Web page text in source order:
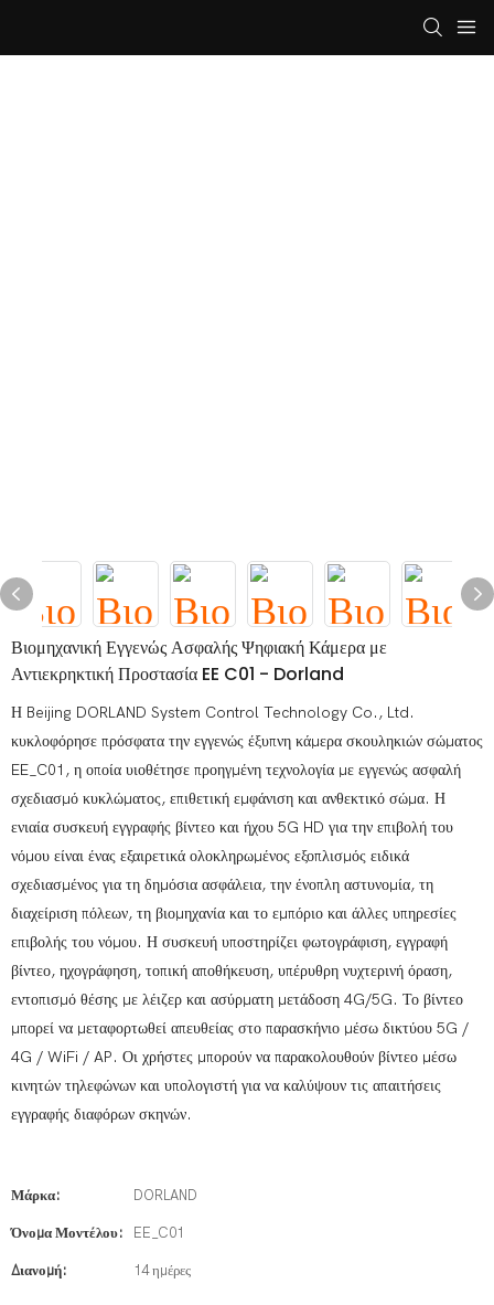
Βιομηχανική Εγγενώς Ασφαλής Ψηφιακή Κάμερα με
Αντιεκρηκτική Προστασία EE C01 - Dorland
Η Beijing DORLAND System Control Technology Co., Ltd.
κυκλοφόρησε πρόσφατα την εγγενώς έξυπνη κάμερα σκουληκιών σώματος
EE_C01, η οποία υιοθέτησε προηγμένη τεχνολογία με εγγενώς ασφαλή
σχεδιασμό κυκλώματος, επιθετική εμφάνιση και ανθεκτικό σώμα. Η
ενιαία συσκευή εγγραφής βίντεο και ήχου 5G HD για την επιβολή του
νόμου είναι ένας εξαιρετικά ολοκληρωμένος εξοπλισμός ειδικά
σχεδιασμένος για τη δημόσια ασφάλεια, την ένοπλη αστυνομία, τη
διαχείριση πόλεων, τη βιομηχανία και το εμπόριο και άλλες υπηρεσίες
επιβολής του νόμου. Η συσκευή υποστηρίζει φωτογράφιση, εγγραφή
βίντεο, ηχογράφηση, τοπική αποθήκευση, υπέρυθρη νυχτερινή όραση,
εντοπισμό θέσης με λέιζερ και ασύρματη μετάδοση 4G/5G. Το βίντεο
μπορεί να μεταφορτωθεί απευθείας στο παρασκήνιο μέσω δικτύου 5G /
4G / WiFi / AP. Οι χρήστες μπορούν να παρακολουθούν βίντεο μέσω
κινητών τηλεφώνων και υπολογιστή για να καλύψουν τις απαιτήσεις
εγγραφής διαφόρων σκηνών.
Μάρκα: DORLAND
Όνομα Μοντέλου: EE_C01
Διανομή: 14 ημέρες